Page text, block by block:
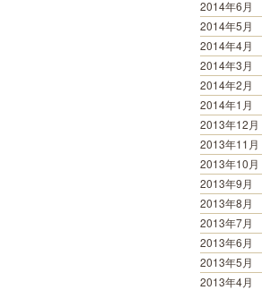
2014年6月
2014年5月
2014年4月
2014年3月
2014年2月
2014年1月
2013年12月
2013年11月
2013年10月
2013年9月
2013年8月
2013年7月
2013年6月
2013年5月
2013年4月